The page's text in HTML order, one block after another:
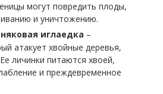
могут повредить плоды,
и уничтожению.
иглаедка –
атакует хвойные деревья,
личинки питаются хвоей,
и преждевременное